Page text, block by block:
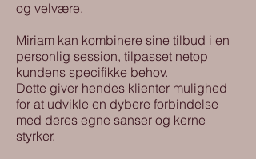
og velvære.
Miriam kan kombinere sine tilbud i en
personlig session, tilpasset netop
kundens specifikke behov.
Dette giver hendes klienter mulighed
for at udvikle en dybere forbindelse
med deres egne sanser og kerne
styrker.